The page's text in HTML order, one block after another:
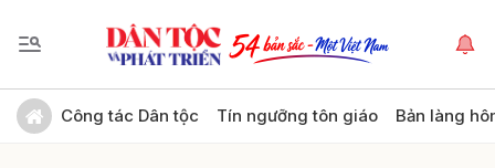
Công tác Dân tộc Tín ngưỡng tôn giáo Bản làng
Gửi bình luận